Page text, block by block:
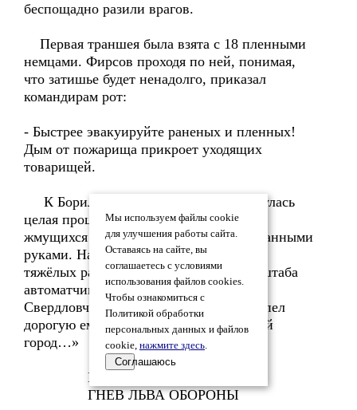
беспощадно разили врагов.
Первая траншея была взята с 18 пленными
немцами. Фирсов проходя по ней, понимая,
что затишье будет ненадолго, приказал
командирам рот:
- Быстрее эвакуируйте раненых и пленных!
Дым от пожарища прикроет уходящих
товарищей.
К Борилово, в ближний тыл, потянулась
целая процессия с носилками и кучкой
жмущихся к земле гитлеровцев со связанными
руками. На одних носилках умирал от
тяжёлых ран начальник батальонного штаба
автоматчиков лейтенант Тыгашев.
Свердловчанин в последний раз тихо пел
дорогую ему песню: «Прощай любимый
город…»
ГЛАВА ЧЕТВЁРТАЯ
ГНЕВ ЛЬВА ОБОРОНЫ
Мы используем файлы cookie
для улучшения работы сайта.
Оставаясь на сайте, вы
соглашаетесь с условиями
использования файлов cookies.
Чтобы ознакомиться с
Политикой обработки
персональных данных и файлов
cookie, нажмите здесь.
Соглашаюсь